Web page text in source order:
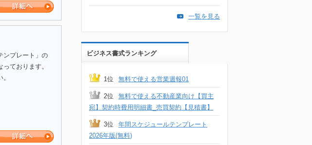
ンプレート」の
ております。
一覧を見る
ビジネス書式ランキング
1位 無料で使える営業週報01
2位
無料で使える不動産業向け【買主
宛】契約時費用明細書_売買契約【見積書】
3位
年間スケジュールテンプレート
2026年版(無料)